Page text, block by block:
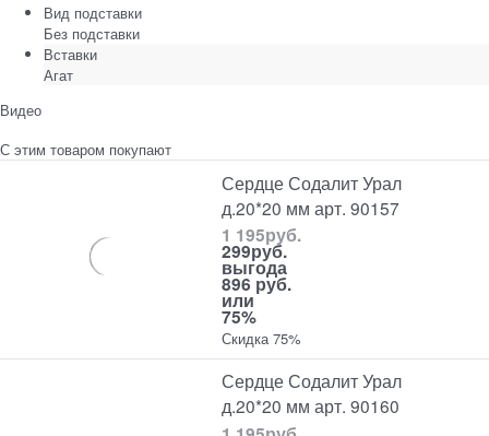
Вид подставки
Без подставки
Вставки
Агат
Видео
С этим товаром покупают
Сердце Содалит Урал
д.20*20 мм арт. 90157
1 195руб.
299руб.
выгода
896 руб.
или
75%
Скидка 75%
Сердце Содалит Урал
д.20*20 мм арт. 90160